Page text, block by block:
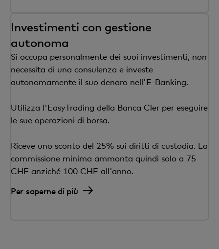
Investimenti con gestione
autonoma
Si occupa personalmente dei suoi investimenti, non
necessita di una consulenza e investe
autonomamente il suo denaro nell'E-Banking.
Utilizza l'EasyTrading della Banca Cler per eseguire
le sue operazioni di borsa.
Riceve uno sconto del 25% sui diritti di custodia. La
commissione minima ammonta quindi solo a 75
CHF anziché 100 CHF all'anno.
Per saperne di più